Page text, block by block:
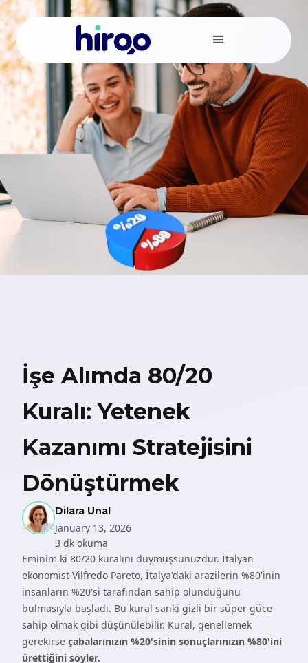
İşe Alımda 80/20
Kuralı: Yetenek
Kazanımı Stratejisini
Dönüştürmek
Dilara Unal
January 13, 2026
3 dk okuma
Eminim ki 80/20 kuralını duymuşsunuzdur. İtalyan
ekonomist Vilfredo Pareto, İtalya'daki arazilerin %80'inin
insanların %20'si tarafından sahip olunduğunu
bulmasıyla başladı. Bu kural sanki gizli bir süper güce
sahip olmak gibi düşünülebilir. Kural, genellemek
gerekirse çabalarınızın %20'sinin sonuçlarınızın %80'ini
ürettiğini söyler.